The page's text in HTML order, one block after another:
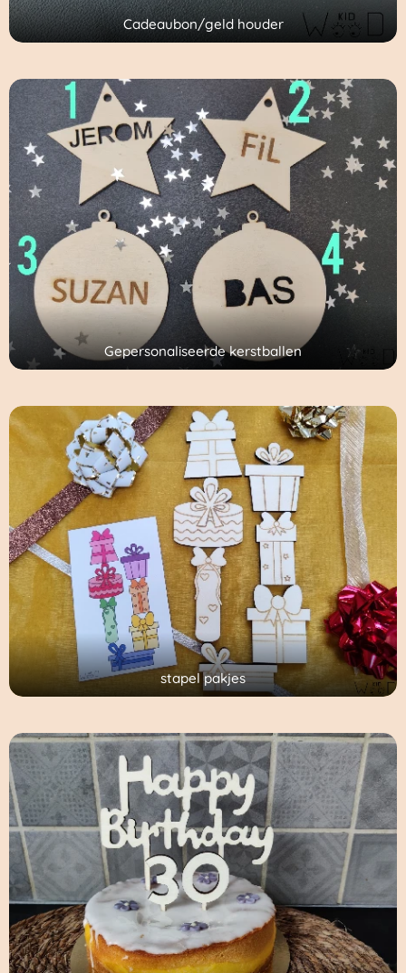
Cadeaubon/geld houder
Gepersonaliseerde kerstballen
stapel pakjes